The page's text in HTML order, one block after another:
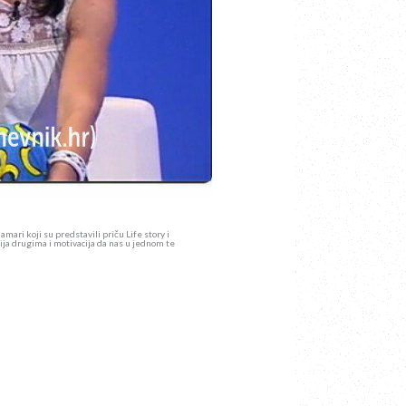
koji su predstavili priču Life story i
drugima i motivacija da nas u jednom te